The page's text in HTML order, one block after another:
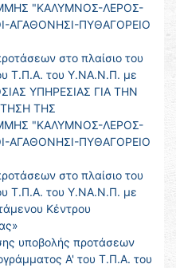
"ΚΑΛΥΜΝΟΣ-ΛΕΡΟΣ-
ΑΓΑΘΟΝΗΣΙ-ΠΥΘΑΓΟΡΕΙΟ
στο πλαίσιο του
Τ.Π.Α. του Υ.ΝΑ.Ν.Π. με
ΥΠΗΡΕΣΙΑΣ ΓΙΑ ΤΗΝ
ΤΗΣ
"ΚΑΛΥΜΝΟΣ-ΛΕΡΟΣ-
ΑΓΑΘΟΝΗΣΙ-ΠΥΘΑΓΟΡΕΙΟ
στο πλαίσιο του
Τ.Π.Α. του Υ.ΝΑ.Ν.Π. με
Κέντρου
υποβολής προτάσεων
Α' του Τ.Π.Α. του